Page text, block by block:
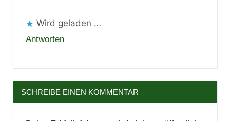
Wird geladen …
Antworten
SCHREIBE EINEN KOMMENTAR